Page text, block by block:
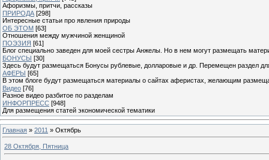
Афоризмы, притчи, рассказы
ПРИРОДА [298]
Интересные статьи про явления природы
ОБ ЭТОМ [63]
Отношения между мужчиной женщиной
ПОЭЗИЯ [61]
Блог специально заведен для моей сестры Анжелы. Но в нем могут размещать
БОНУСЫ [30]
Здесь будут размещаться Бонусы рублевые, долларовые и др. Перемещен раздел
АФЕРЫ [65]
В этом блоге будут размещаться материалы о сайтах аферистах, желающим
Видео [76]
Разное видео разбитое по разделам
ИНФОРПРЕСС [948]
Для размещения статей экономической тематики
Главная » 2011 » Октябрь
28 Октября, Пятница